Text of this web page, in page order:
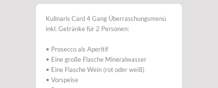
Kulinaris Card 4 Gang Überraschungsmenü
inkl. Getränke für 2 Personen:
• Prosecco als Aperitif
• Eine große Flasche Mineralwasser
• Eine Flasche Wein (rot oder weiß)
• Vorspeise